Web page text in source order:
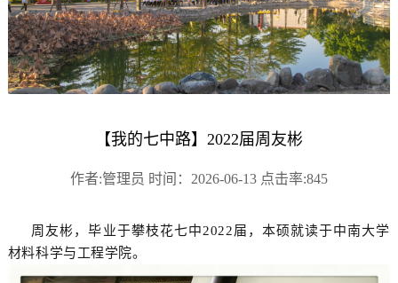
【我的七中路】2022届周友彬
作者:管理员 时间：2026-06-13 点击率:845
周友彬，毕业于攀枝花七中2022届，本硕就读于中南大学
材料科学与工程学院。